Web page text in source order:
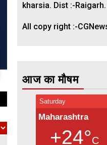
kharsia. Dist :-
All copy right :-
आज का मौषम
Saturday
Maharashtra
+24°C